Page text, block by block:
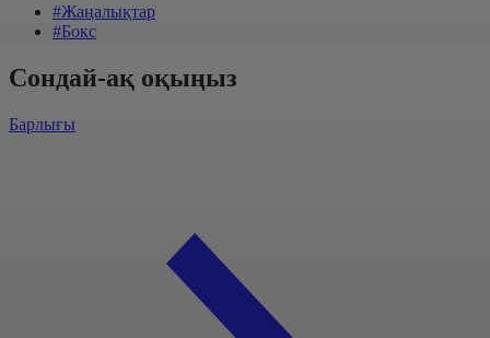
#Жаңалықтар
#Бокс
Сондай-ақ оқыңыз
Барлығы